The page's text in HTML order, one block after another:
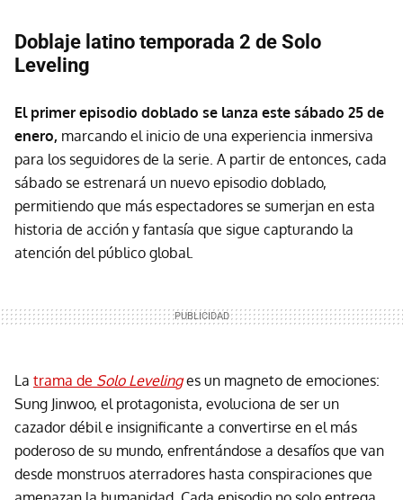
Doblaje latino temporada 2 de Solo
Leveling
El primer episodio doblado se lanza este sábado 25 de
enero, marcando el inicio de una experiencia inmersiva
para los seguidores de la serie. A partir de entonces, cada
sábado se estrenará un nuevo episodio doblado,
permitiendo que más espectadores se sumerjan en esta
historia de acción y fantasía que sigue capturando la
atención del público global.
La trama de Solo Levelinges un magneto de emociones:
Sung Jinwoo, el protagonista, evoluciona de ser un
cazador débil e insignificante a convertirse en el más
poderoso de su mundo, enfrentándose a desafíos que van
desde monstruos aterradores hasta conspiraciones que